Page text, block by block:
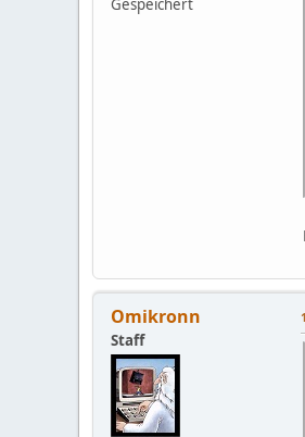
Gespeichert
Omikronn
Staff